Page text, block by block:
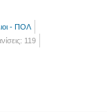
- ΠΟΛ
119